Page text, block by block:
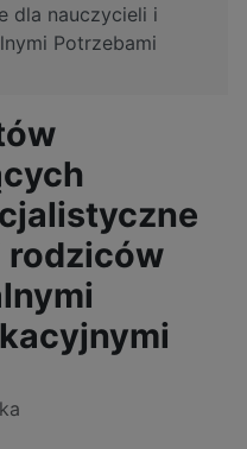
dla nauczycieli i
Potrzebami
rodziców